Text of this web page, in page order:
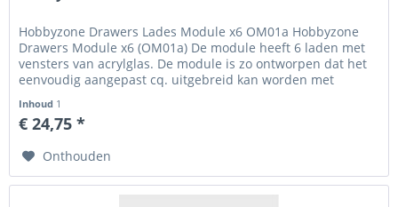
Hobbyzone Drawers Lades Module x6 OM01a Hobbyzone
Drawers Module x6 (OM01a) De module heeft 6 laden met
vensters van acrylglas. De module is zo ontworpen dat het
eenvoudig aangepast cq. uitgebreid kan worden met
Inhoud 1
€ 24,75 *
Onthouden